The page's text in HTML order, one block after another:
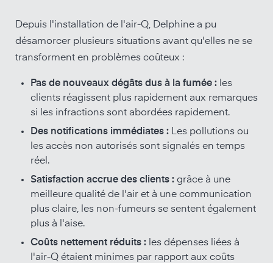
Depuis l'installation de l'air-Q, Delphine a pu
désamorcer plusieurs situations avant qu'elles ne se
transforment en problèmes coûteux :
Pas de nouveaux dégâts dus à la fumée : les
clients réagissent plus rapidement aux remarques
si les infractions sont abordées rapidement.
Des notifications immédiates : Les pollutions ou
les accès non autorisés sont signalés en temps
réel.
Satisfaction accrue des clients : grâce à une
meilleure qualité de l'air et à une communication
plus claire, les non-fumeurs se sentent également
plus à l'aise.
Coûts nettement réduits : les dépenses liées à
l'air-Q étaient minimes par rapport aux coûts